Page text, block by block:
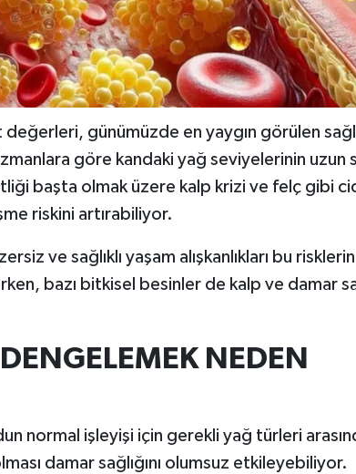
günümüzde en yaygın görülen
göre kandaki yağ seviyelerinin uzun
başta olmak üzere kalp krizi ve felç gibi
riskini artırabiliyor.
ve sağlıklı yaşam alışkanlıkları bu risklerin
bazı bitkisel besinler de kalp ve damar
NEDEN
normal işleyişi için gerekli yağ türleri
damar sağlığını olumsuz etkileyebiliyor.